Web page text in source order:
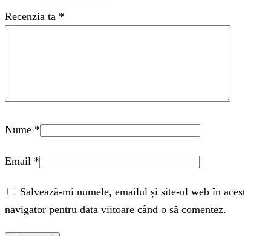
Recenzia ta *
Nume *
Email *
Salvează-mi numele, emailul și site-ul web în acest
navigator pentru data viitoare când o să comentez.